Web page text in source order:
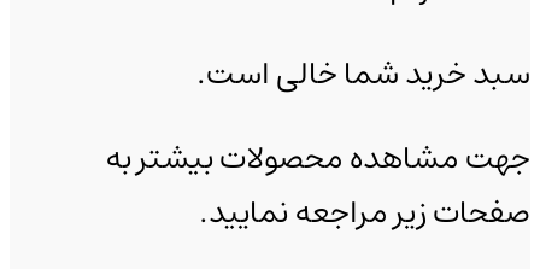
سبد خرید شما خالی است.
جهت مشاهده محصولات بیشتر به
صفحات زیر مراجعه نمایید.